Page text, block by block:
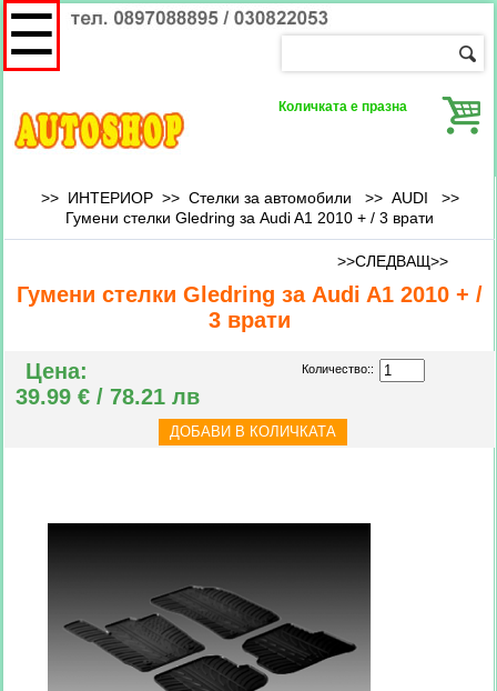
Количката е празна
☰
>> ИНТЕРИОР >> Стелки за автомобили >> AUDI >>
Гумени стелки Gledring за Audi A1 2010 + / 3 врати
>>СЛЕДВАЩ>>
Гумени стелки Gledring за Audi A1 2010 + /
3 врати
Цена:
39.99 € / 78.21 лв
Количество::